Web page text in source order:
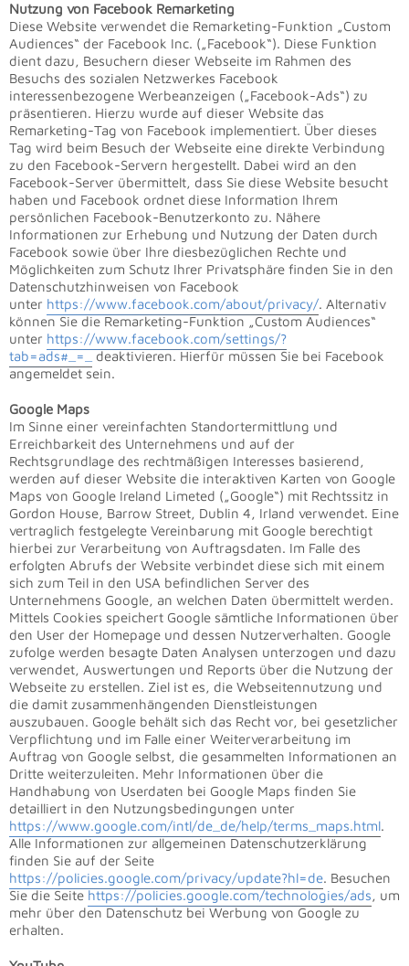
Nutzung von Facebook Remarketing
Diese Website verwendet die Remarketing-Funktion „Custom
Audiences“ der Facebook Inc. („Facebook“). Diese Funktion
dient dazu, Besuchern dieser Webseite im Rahmen des
Besuchs des sozialen Netzwerkes Facebook
interessenbezogene Werbeanzeigen („Facebook-Ads“) zu
präsentieren. Hierzu wurde auf dieser Website das
Remarketing-Tag von Facebook implementiert. Über dieses
Tag wird beim Besuch der Webseite eine direkte Verbindung
zu den Facebook-Servern hergestellt. Dabei wird an den
Facebook-Server übermittelt, dass Sie diese Website besucht
haben und Facebook ordnet diese Information Ihrem
persönlichen Facebook-Benutzerkonto zu. Nähere
Informationen zur Erhebung und Nutzung der Daten durch
Facebook sowie über Ihre diesbezüglichen Rechte und
Möglichkeiten zum Schutz Ihrer Privatsphäre finden Sie in den
Datenschutzhinweisen von Facebook
unter https://www.facebook.com/about/privacy/. Alternativ
können Sie die Remarketing-Funktion „Custom Audiences“
unter https://www.facebook.com/settings/?
tab=ads#_=_
deaktivieren. Hierfür müssen Sie bei Facebook
angemeldet sein.
Google Maps
Im Sinne einer vereinfachten Standortermittlung und
Erreichbarkeit des Unternehmens und auf der
Rechtsgrundlage des rechtmäßigen Interesses basierend,
werden auf dieser Website die interaktiven Karten von Google
Maps von Google Ireland Limeted („Google“) mit Rechtssitz in
Gordon House, Barrow Street, Dublin 4, Irland verwendet. Eine
vertraglich festgelegte Vereinbarung mit Google berechtigt
hierbei zur Verarbeitung von Auftragsdaten. Im Falle des
erfolgten Abrufs der Website verbindet diese sich mit einem
sich zum Teil in den USA befindlichen Server des
Unternehmens Google, an welchen Daten übermittelt werden.
Mittels Cookies speichert Google sämtliche Informationen über
den User der Homepage und dessen Nutzerverhalten. Google
zufolge werden besagte Daten Analysen unterzogen und dazu
verwendet, Auswertungen und Reports über die Nutzung der
Webseite zu erstellen. Ziel ist es, die Webseitennutzung und
die damit zusammenhängenden Dienstleistungen
auszubauen. Google behält sich das Recht vor, bei gesetzlicher
Verpflichtung und im Falle einer Weiterverarbeitung im
Auftrag von Google selbst, die gesammelten Informationen an
Dritte weiterzuleiten. Mehr Informationen über die
Handhabung von Userdaten bei Google Maps finden Sie
detailliert in den Nutzungsbedingungen unter
https://www.google.com/intl/de_de/help/terms_maps.html.
Alle Informationen zur allgemeinen Datenschutzerklärung
finden Sie auf der Seite
https://policies.google.com/privacy/update?hl=de. Besuchen
Sie die Seite https://policies.google.com/technologies/ads, um
mehr über den Datenschutz bei Werbung von Google zu
erhalten.